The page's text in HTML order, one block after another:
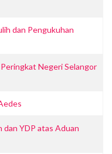
dan Pengukuhan
Negeri Selangor
dan YDP atas Aduan